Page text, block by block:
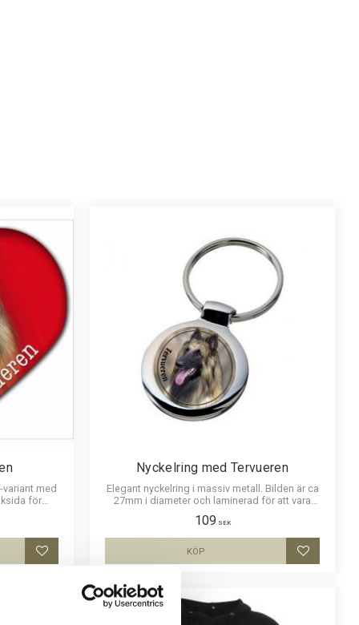
med
för
Lägg till i favoriter
Nyckelring med Tervueren
Elegant nyckelring i massiv metall. Bilden är ca
27mm i diameter och laminerad för att vara
109 SEK
Lägg till i
KÖP